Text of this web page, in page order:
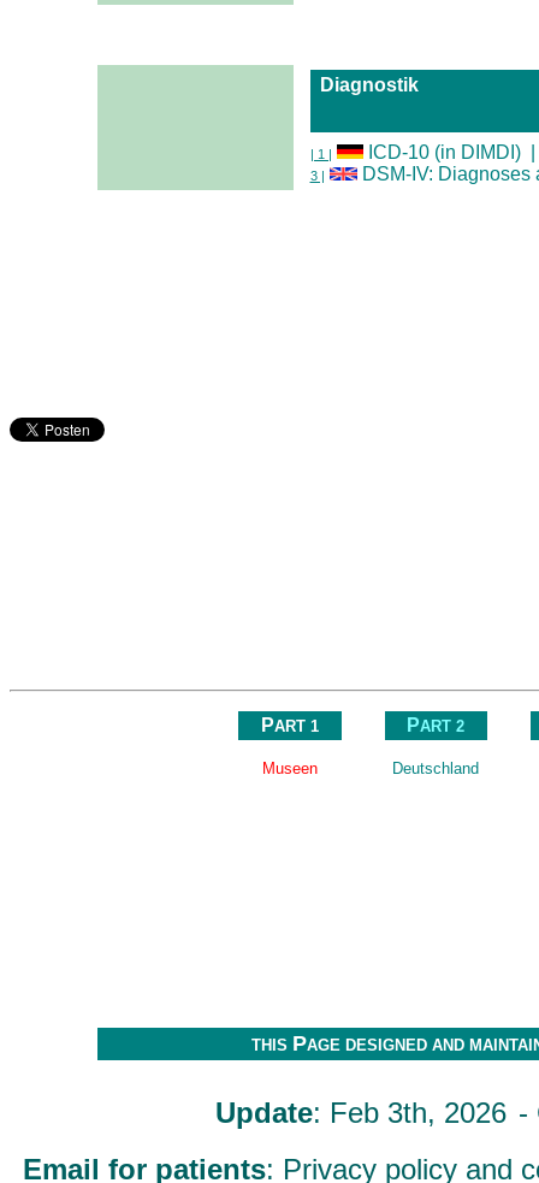
Diagnostik
| 1 | ICD-10 (in DIMDI)
3 | DSM-IV: Diagnoses
PART 1
Museen
PART 2
Deutschland
THIS PAGE DESIGNED AND
Update: Feb 3th, 2026 -
Email for patients: Privacy policy and